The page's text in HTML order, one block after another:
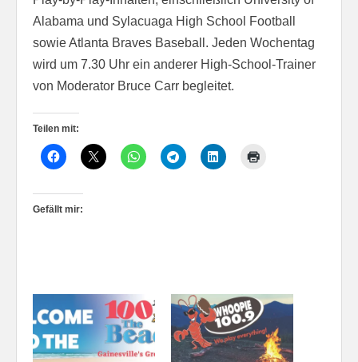
Alabama und Sylacuaga High School Football
sowie Atlanta Braves Baseball. Jeden Wochentag
wird um 7.30 Uhr ein anderer High-School-Trainer
von Moderator Bruce Carr begleitet.
Teilen mit:
Gefällt mir: